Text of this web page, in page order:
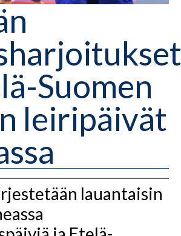
Suomen
leiripäivät
lauantaisin